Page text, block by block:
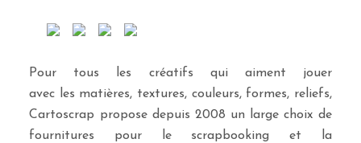
Pour tous les créatifs qui aiment jouer
avec les matières, textures, couleurs, formes, reliefs,
Cartoscrap propose depuis 2008 un large choix de
fournitures pour le scrapbooking et la